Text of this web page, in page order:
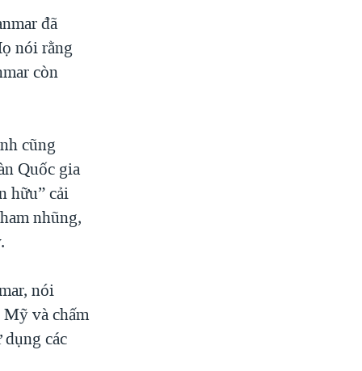
đã
nói rằng
còn
cũng
Quốc gia
hữu” cải
nhũng,
nói
và chấm
các